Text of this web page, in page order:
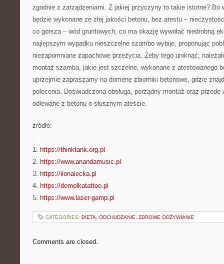
zgodnie z zarządzeniami. Z jakiej przyczyny to takie istotne? Bo
będzie wykonane ze złej jakości betonu, bez atestu –
co gorsza – wód gruntowych, co ma okazję wywołać niedrobną
najlepszym wypadku nieszczelne szambo wybije, proponując
niezapomniane zapachowe przeżycia. Żeby tego uniknąć,
montaż szamba, jakie jest szczelne, wykonane z atestowanego
uprzejmie zapraszamy na domenę zbiorniki betonowe, gdzie
polecenia. Doświadczona obsługa, porządny montaż oraz
odlewane z betonu o słusznym ateście.
źródło:
———————————
1. https://thinktank.org.pl
2. https://www.anandamusic.pl
3. https://ilonalecka.pl
4. https://demolkatattoo.pl
5. https://www.laser-gamp.pl
CATEGORIES: DIETA, ODCHUDZANIE, ZDROWE ODŻYWIANIE
Comments are closed.